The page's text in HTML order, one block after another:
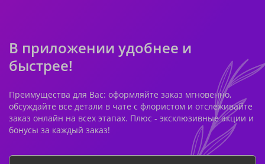
В приложении удобнее и
быстрее!
Преимущества для Вас: оформляйте заказ мгновенно,
обсуждайте все детали в чате с флористом и отслеживайте
заказ онлайн на всех этапах. Плюс - эксклюзивные акции и
бонусы за каждый заказ!